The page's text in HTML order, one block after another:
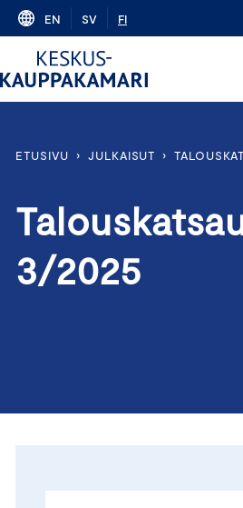
Skip
content
EN SV FI
ETUSIVU › JULKAISUT ›
3/2025